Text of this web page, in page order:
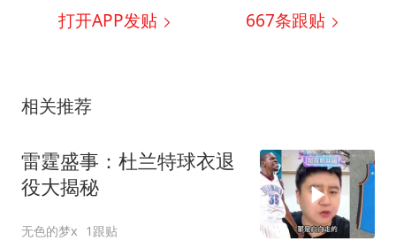
打开APP发贴 667条跟贴
相关推荐
雷霆盛事：杜兰特球衣退
役大揭秘
无色的梦x 1跟贴